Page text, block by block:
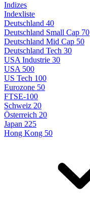
Indizes
Indexliste
Deutschland 40
Deutschland Small Cap 70
Deutschland Mid Cap 50
Deutschland Tech 30
USA Industrie 30
USA 500
US Tech 100
Eurozone 50
FTSE-100
Schweiz 20
Österreich 20
Japan 225
Hong Kong 50